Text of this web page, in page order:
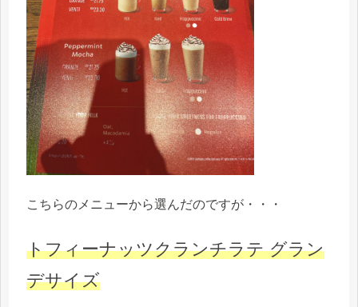
こちらのメニューから選んだのですが・・・
トフィーナッツクランチラテ グラン
デサイズ